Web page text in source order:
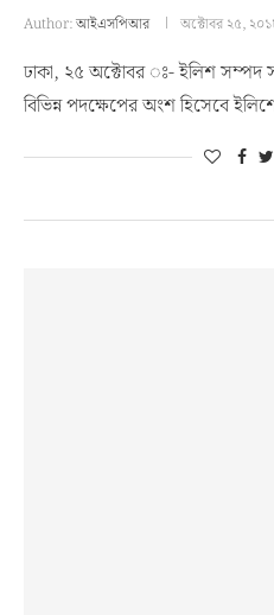
Author:আইএসপিআর অক্টোবর ২৫,
ঢাকা, ২৫ অক্টোবর ঃ- ইলিশ সম্পদ
বিভিন্ন পদক্ষেপের অংশ হিসেবে